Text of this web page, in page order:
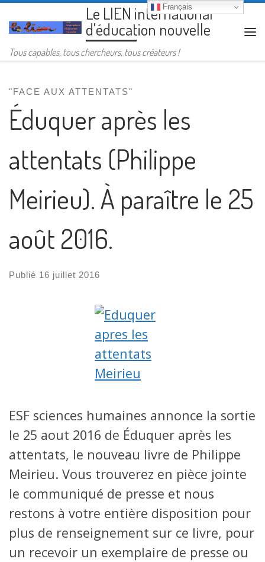
Passer au contenuLe LIEN international
d'éducation nouvelle
Tous capables, tous chercheurs, tous créateurs !
"FACE AUX ATTENTATS"
Éduquer après les
attentats (Philippe
Meirieu). À paraître le 25
août 2016.
Publié 16 juillet 2016
ESF sciences humaines annonce la sortie
le 25 aout 2016 de Éduquer après les
attentats, le nouveau livre de Philippe
Meirieu. Vous trouverez en pièce jointe
le communiqué de presse et nous
restons à votre entière disposition pour
plus de renseignement sur ce livre, pour
un recevoir un exemplaire de presse ou
Français